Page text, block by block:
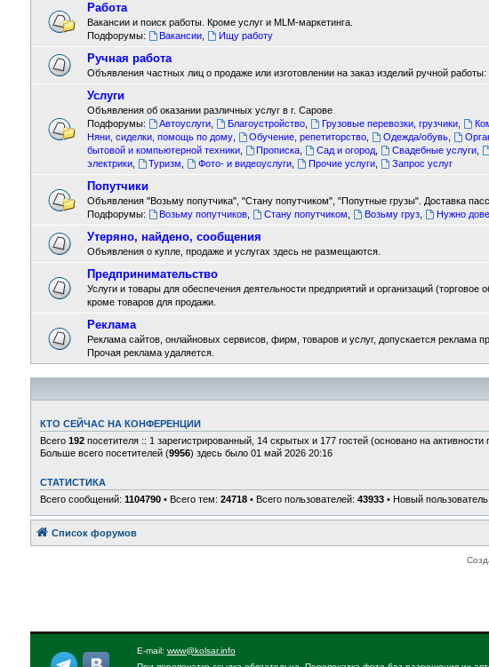
Работа
Вакансии и поиск работы. Кроме услуг и MLM-маркетинга.
Подфорумы:
Вакансии Ищу работу
Ручная работа
Объявления частных лиц о продаже или изготовлении на заказ изделий ручной
Услуги
Объявления об оказании различных услуг в г. Сарове
Подфорумы:
Автоуслуги Благоустройство Грузовые перевозки, грузчики
Няни, сиделки, помощь по дому, Обучение, репетиторство Одежда/обувь
бытовой и компьютерной техники, Прописка Сад и огород Свадебные услуги
электрики, Туризм Фото- и видеоуслуги Прочие услуги Запрос услуг
Попутчики
Объявления "Возьму попутчика", "Стану попутчиком", "Попутные грузы". Доставка
Подфорумы:
Возьму попутчиков Стану попутчиком Возьму груз Нужно
Утеряно, найдено, сообщения
Объявления о купле, продаже и услугах здесь не размещаются.
Предпринимательство
Услуги и товары для обеспечения деятельности предприятий и организаций (торговое
кроме товаров для продажи.
Реклама
Реклама сайтов, онлайновых сервисов, фирм, товаров и услуг, допускается реклама
Прочая реклама удаляется.
КТО СЕЙЧАС НА КОНФЕРЕНЦИИ
Всего 192посетителя :: 1 зарегистрированный, 14 скрытых и 177 гостей (основано на активности
Больше всего посетителей (9956) здесь было 01 май 2026 20:16
СТАТИСТИКА
Всего сообщений: 1104790• Всего тем: 24718• Всего пользователей: 43933• Новый пользователь:
Список форумов
E-mail: www@kolsar.info